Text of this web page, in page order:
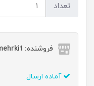
تعداد
فروشنده: mehrkit/مهرکیت
آماده ارسال